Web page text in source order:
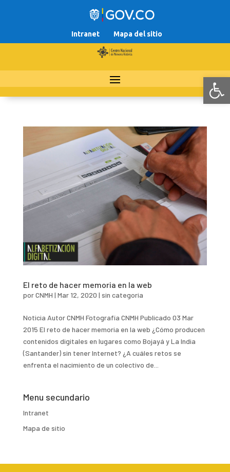
Intranet Mapa del sitio
El reto de hacer memoria en la web
porCNMH | Mar 12, 2020 | sin categoria
Noticia Autor CNMH Fotografía CNMH Publicado 03 Mar
2015 El reto de hacer memoria en la web ¿Cómo producen
contenidos digitales en lugares como Bojayá y La India
(Santander) sin tener Internet? ¿A cuáles retos se
enfrenta el nacimiento de un colectivo de...
Menu secundario
Intranet
Mapa de sitio